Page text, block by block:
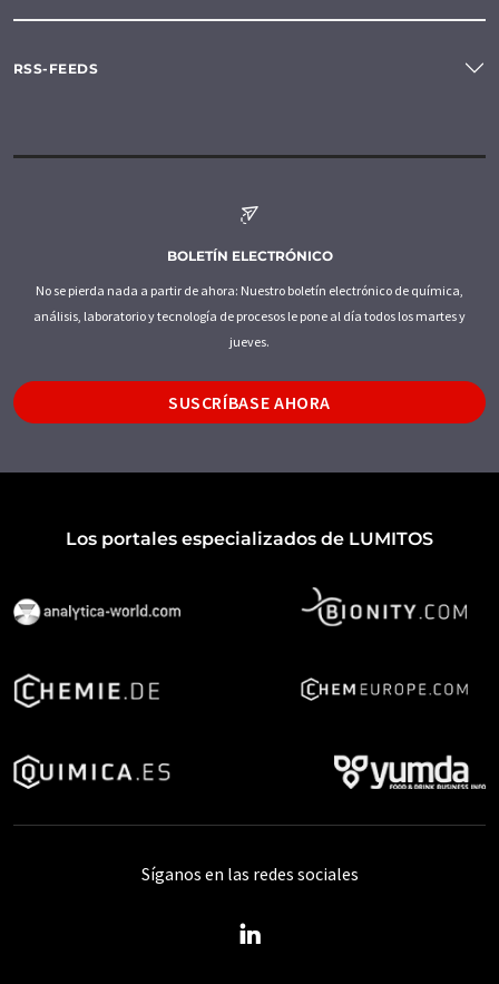
RSS-FEEDS
BOLETÍN ELECTRÓNICO
No se pierda nada a partir de ahora: Nuestro boletín electrónico de química,
análisis, laboratorio y tecnología de procesos le pone al día todos los martes y
jueves.
SUSCRÍBASE AHORA
Los portales especializados de LUMITOS
Síganos en las redes sociales